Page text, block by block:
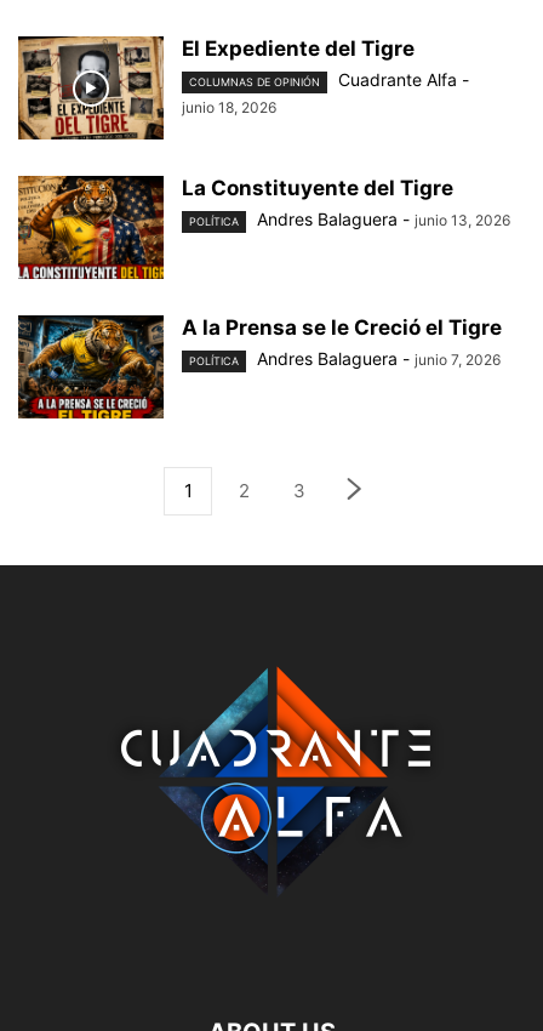
El Expediente del Tigre
COLUMNAS DE OPINIÓN Cuadrante Alfa -
junio 18, 2026
La Constituyente del Tigre
POLÍTICA Andres Balaguera - junio 13, 2026
A la Prensa se le Creció el Tigre
POLÍTICA Andres Balaguera - junio 7, 2026
1 2 3